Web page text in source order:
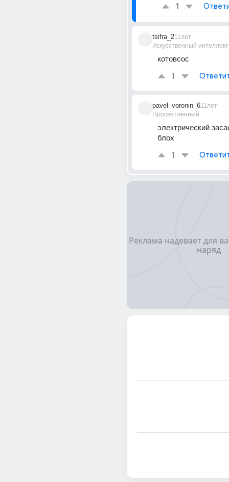
1
tsifra_2
Искусственный интеллект
11лет
котовсос
1
pavel_voronin_6
Просветленный
11лет
электрический
блох
1